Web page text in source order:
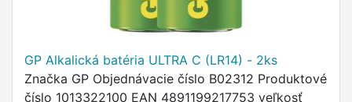
GP Alkalická batéria ULTRA C (LR14) - 2ks
Značka GP Objednávacie číslo B02312 Produktové
číslo 1013322100 EAN 4891199217753 veľkosť